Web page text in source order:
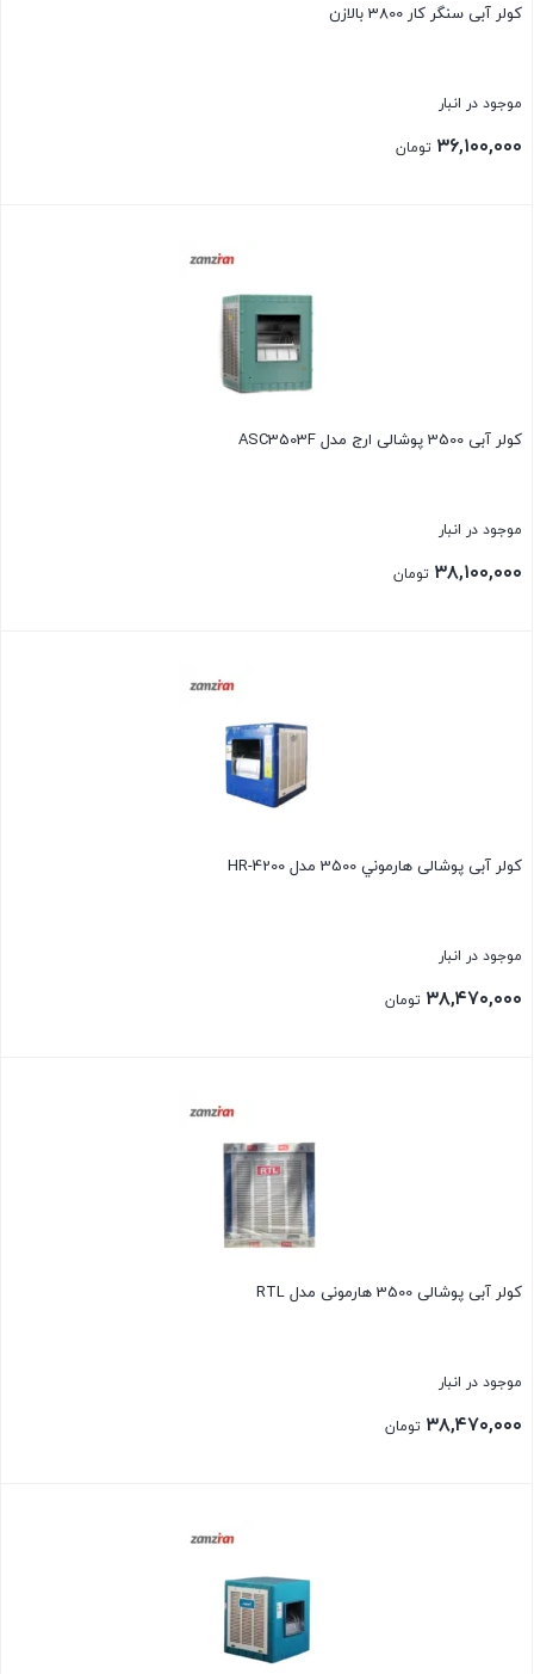
كولر آبی سنگر كار 3800 بالازن
موجود در انبار
۳۶,۱۰۰,۰۰۰ تومان
کولر آبی 3500 پوشالی ارج مدل ASC3503F
موجود در انبار
۳۸,۱۰۰,۰۰۰ تومان
كولر آبی پوشالی هارموني 3500 مدل HR-4200
موجود در انبار
۳۸,۴۷۰,۰۰۰ تومان
كولر آبی پوشالی 3500 هارمونی مدل RTL
موجود در انبار
۳۸,۴۷۰,۰۰۰ تومان